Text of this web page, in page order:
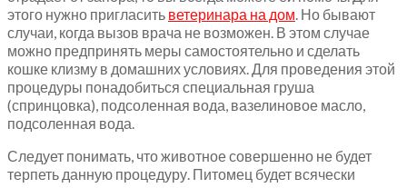
этого нужно пригласить ветеринара на дом. Но бывают
случаи, когда вызов врача не возможен. В этом случае
можно предпринять меры самостоятельно и сделать
кошке клизму в домашних условиях. Для проведения этой
процедуры понадобиться специальная груша
(спринцовка), подсоленная вода, вазелиновое масло,
подсоленная вода.
Следует понимать, что животное совершенно не будет
терпеть данную процедуру. Питомец будет всячески